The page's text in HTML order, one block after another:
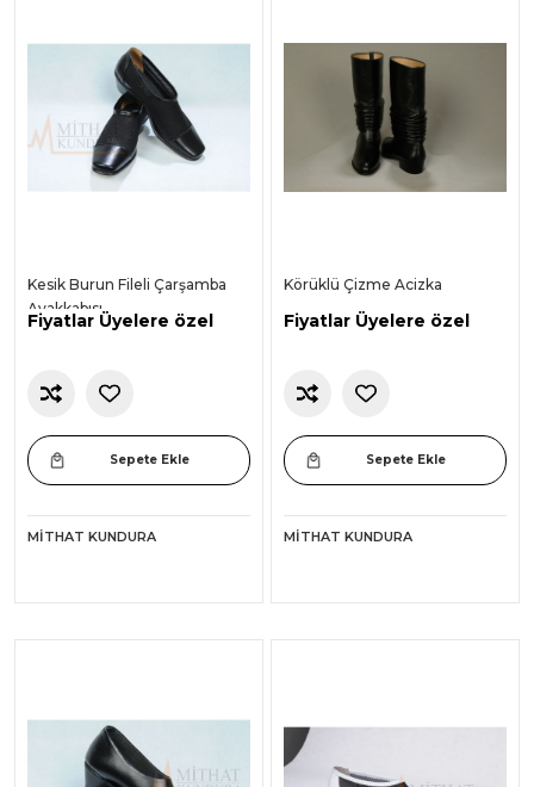
Kesik Burun Fileli Çarşamba
Ayakkabısı
Fiyatlar Üyelere özel
Sepete Ekle
MITHAT KUNDURA
Körüklü Çizme Acizka
Fiyatlar Üyelere özel
Sepete Ekle
MITHAT KUNDURA